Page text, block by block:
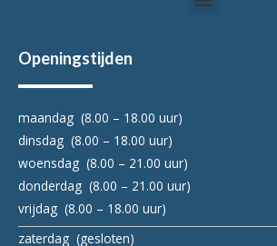
Openingstijden
maandag (8.00 – 18.00 uur)
dinsdag (8.00 – 18.00 uur)
woensdag (8.00 – 21.00 uur)
donderdag (8.00 – 21.00 uur)
vrijdag (8.00 – 18.00 uur)
zaterdag (gesloten)